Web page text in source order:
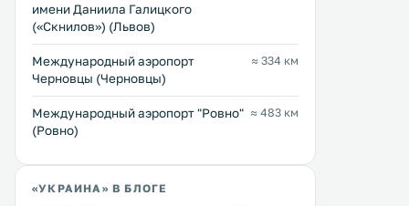
имени Даниила Галицкого
(«Скнилов») (Львов)
Международный аэропорт
Черновцы (Черновцы)
≈ 334 км
Междунарoдный аэропорт "Ровно"
(Ровно)
≈ 483 км
«УКРАИНА» В БЛОГЕ